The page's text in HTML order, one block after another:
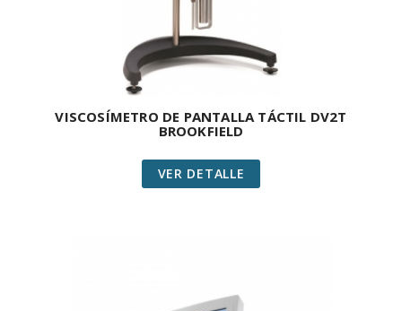
VISCOSÍMETRO DE PANTALLA TÁCTIL DV2T
BROOKFIELD
VER DETALLE